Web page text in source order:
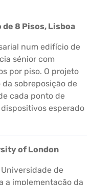
8 Pisos, Lisboa
num edifício de
sénior com
por piso. O projeto
sobreposição de
cada ponto de
esperado
of London
de
a implementação da